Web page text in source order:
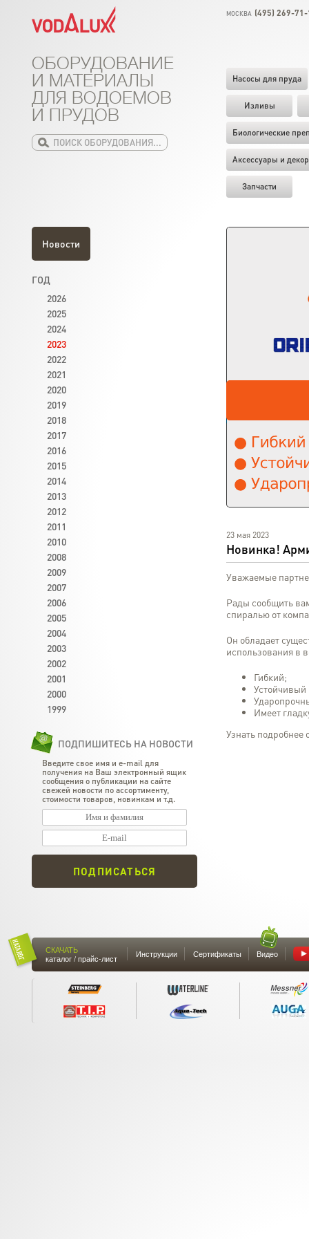
МОСКВА (495) 269-
Насосы для пруда
Изливы
Биологические
Аксессуары и декор
Запчасти
ОБОРУДОВАНИЕ
И МАТЕРИАЛЫ
ДЛЯ ВОДОЕМОВ
И ПРУДОВ
23 мая 2023
Новинка!
Уважаемые
Рады сообщить
спиралью от
Он обладает
использования в
Гибкий;
Устойчивый
Имеет
Узнать подробнее
Новости
ГОД
2026
2025
2024
2023
2022
2021
2020
2019
2018
2017
2016
2015
2014
2013
2012
2011
2010
2008
2009
2007
2006
2005
2004
2003
2002
2001
2000
1999
ПОДПИШИТЕСЬ НА НОВОСТИ
Введите свое имя и e-mail для
получения на Ваш электронный ящик
сообщения о публикации на сайте
свежей новости по ассортименту,
стоимости товаров, новинкам и т.д.
ПОДПИСАТЬСЯ
СКАЧАТЬ
каталог / прайс-лист
Инструкции Сертификаты Видео